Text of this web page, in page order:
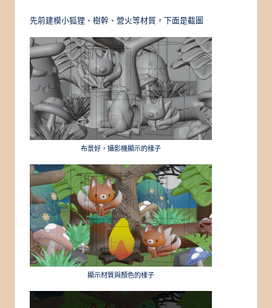
先前建模小狐狸、樹幹、營火等材質，下面是截圖
布景好，攝影機顯示的樣子
顯示材質與顏色的樣子